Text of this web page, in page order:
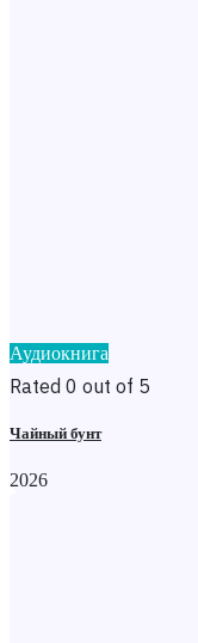
Аудиокнига
Rated 0 out of 5
Чайный бунт
2026